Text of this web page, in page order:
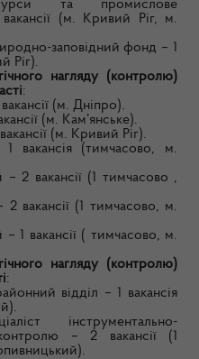
та промислове
(м. Кривий Ріг, м.
заповідний фонд – 1
Ріг).
нагляду (контролю)
:
(м. Дніпро).
(м. Кам’янське).
(м. Кривий Ріг).
1 вакансія (тимчасово, м.
2 вакансії (1 тимчасово ,
2 вакансії (1 тимчасово, м.
– 1 вакансії ( тимчасово, м.
нагляду (контролю)
:
відділ – 1 вакансія
інструментально-
– 2 вакансії (1